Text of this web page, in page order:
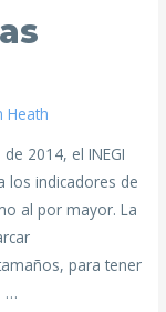
Heath
2014, el INEGI
los indicadores de
al por mayor. La
para tener
…